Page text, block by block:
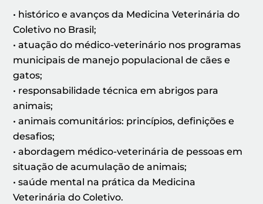
• histórico e avanços da Medicina Veterinária do
Coletivo no Brasil;
• atuação do médico-veterinário nos programas
municipais de manejo populacional de cães e
gatos;
• responsabilidade técnica em abrigos para
animais;
• animais comunitários: princípios, definições e
desafios;
• abordagem médico-veterinária de pessoas em
situação de acumulação de animais;
• saúde mental na prática da Medicina
Veterinária do Coletivo.